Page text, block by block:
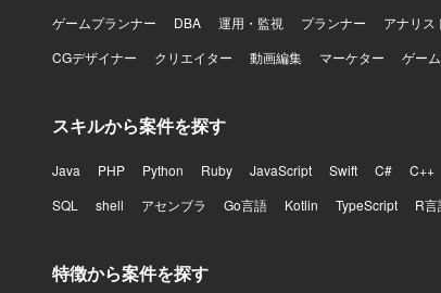
ゲームプランナー
DBA 運用・監視 プランナー アナリス
CGデザイナー
クリエイター 動画編集 マーケター ゲー
スキルから案件を探す
Java PHP Python Ruby JavaScript Swift C# C++
SQL
shell アセンブラ Go言語 Kotlin TypeScript R言
特徴から案件を探す